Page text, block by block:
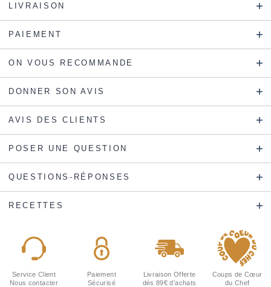
LIVRAISON
PAIEMENT
ON VOUS RECOMMANDE
DONNER SON AVIS
AVIS DES CLIENTS
POSER UNE QUESTION
QUESTIONS-RÉPONSES
RECETTES
Service Client
Nous contacter
Paiement
Sécurisé
Livraison Offerte
dès 89€ d'achats
Coups de Cœur
du Chef